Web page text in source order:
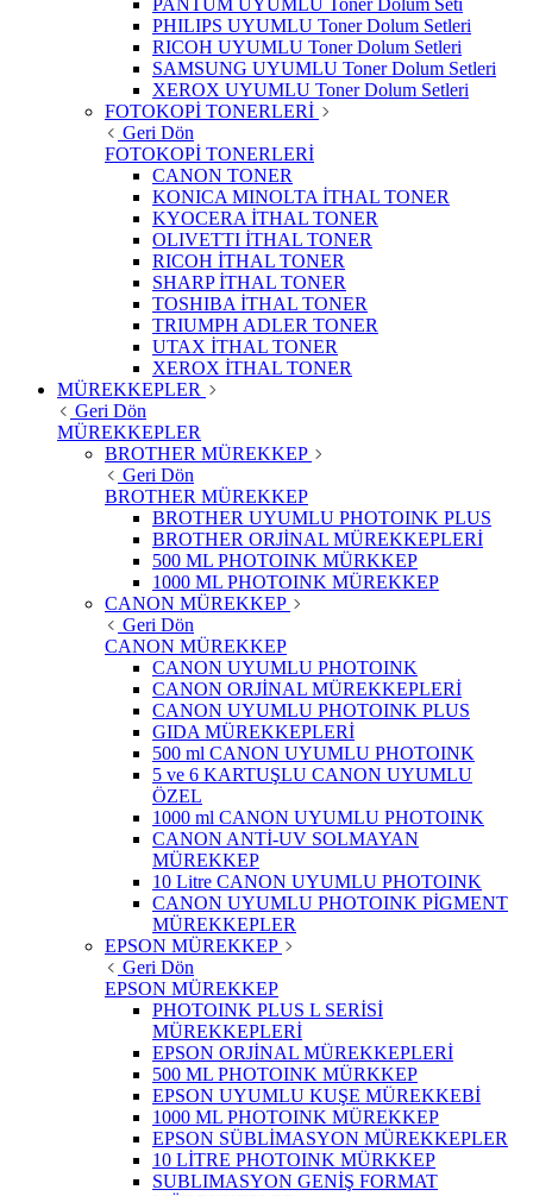
PANTUM UYUMLU Toner Dolum Seti
PHILIPS UYUMLU Toner Dolum Setleri
RICOH UYUMLU Toner Dolum Setleri
SAMSUNG UYUMLU Toner Dolum Setleri
XEROX UYUMLU Toner Dolum Setleri
FOTOKOPİ TONERLERİ
Geri Dön
FOTOKOPİ TONERLERİ
CANON TONER
KONICA MINOLTA İTHAL TONER
KYOCERA İTHAL TONER
OLIVETTI İTHAL TONER
RICOH İTHAL TONER
SHARP İTHAL TONER
TOSHIBA İTHAL TONER
TRIUMPH ADLER TONER
UTAX İTHAL TONER
XEROX İTHAL TONER
MÜREKKEPLER
Geri Dön
MÜREKKEPLER
BROTHER MÜREKKEP
Geri Dön
BROTHER MÜREKKEP
BROTHER UYUMLU PHOTOINK PLUS
BROTHER ORJİNAL MÜREKKEPLERİ
500 ML PHOTOINK MÜRKKEP
1000 ML PHOTOINK MÜREKKEP
CANON MÜREKKEP
Geri Dön
CANON MÜREKKEP
CANON UYUMLU PHOTOINK
CANON ORJİNAL MÜREKKEPLERİ
CANON UYUMLU PHOTOINK PLUS
GIDA MÜREKKEPLERİ
500 ml CANON UYUMLU PHOTOINK
5 ve 6 KARTUŞLU CANON UYUMLU
ÖZEL
1000 ml CANON UYUMLU PHOTOINK
CANON ANTİ-UV SOLMAYAN
MÜREKKEP
10 Litre CANON UYUMLU PHOTOINK
CANON UYUMLU PHOTOINK PİGMENT
MÜREKKEPLER
EPSON MÜREKKEP
Geri Dön
EPSON MÜREKKEP
PHOTOINK PLUS L SERİSİ
MÜREKKEPLERİ
EPSON ORJİNAL MÜREKKEPLERİ
500 ML PHOTOINK MÜRKKEP
EPSON UYUMLU KUŞE MÜREKKEBİ
1000 ML PHOTOINK MÜREKKEP
EPSON SÜBLİMASYON MÜREKKEPLER
10 LİTRE PHOTOINK MÜRKKEP
SUBLIMASYON GENİŞ FORMAT